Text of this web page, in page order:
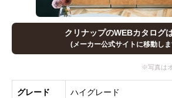
クリナップのWEBカタログ
(メーカー公式サイトに移動し
グレード ハイグレード